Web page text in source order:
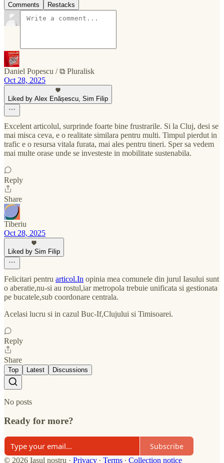
Comments Restacks
Daniel Popescu / ⧉ Pluralisk
Oct 28, 2025
Liked by Alex Enășescu, Sim Filip
Excelent articolul, surprinde foarte bine frustrarile. Si la Cluj, desi se
mai misca ceva, e o realitate similara pentru multi. Timpul pierdut in
trafic e o resursa vitala furata, mai ales pentru tineri. Sper sa vedem
mai multe orase unde se investeste in mobilitate sustenabila.
Reply
Share
Tiberiu
Oct 28, 2025
Liked by Sim Filip
Felicitari pentru articol.In opinia mea comunele din jurul Iasului sunt
o aberatie,nu-si au rostul,iar metropola trebuie unificata si gestionata
pe bucatele,sub coordonare centrala.
Acelasi lucru si in cazul Buc-If,Clujului si Timisoarei.
Reply
Share
Top Latest Discussions
No posts
Ready for more?
Subscribe
© 2026 Iașul nostru · Privacy ∙ Terms ∙ Collection notice